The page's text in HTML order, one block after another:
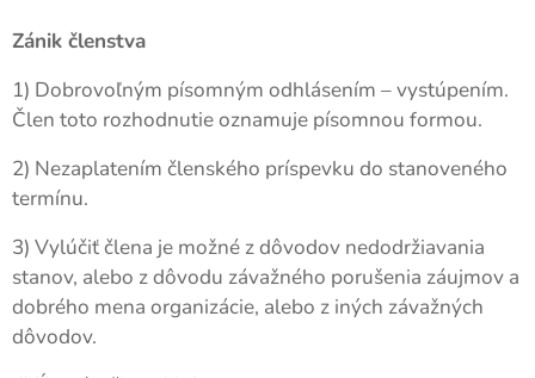
Zánik členstva
1) Dobrovoľným písomným odhlásením – vystúpením.
Člen toto rozhodnutie oznamuje písomnou formou.
2) Nezaplatením členského príspevku do stanoveného
termínu.
3) Vylúčiť člena je možné z dôvodov nedodržiavania
stanov, alebo z dôvodu závažného porušenia záujmov a
dobrého mena organizácie, alebo z iných závažných
dôvodov.